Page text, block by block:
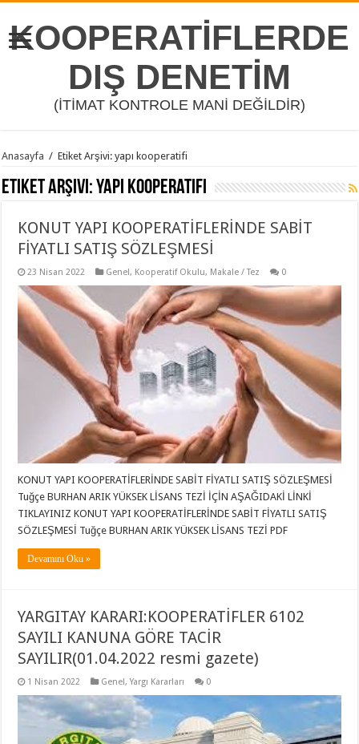
KOOPERATİFLERDE
DIŞ DENETİM
(İTİMAT KONTROLE MANİ DEĞİLDİR)
Anasayfa / Etiket Arşivi: yapı kooperatifi
Etiket Arşivi:yapı kooperatifi
KONUT YAPI KOOPERATİFLERİNDE SABİT
FİYATLI SATIŞ SÖZLEŞMESİ
23 Nisan 2022 Genel, Kooperatif Okulu, Makale / Tez 0
KONUT YAPI KOOPERATİFLERİNDE SABİT FİYATLI SATIŞ SÖZLEŞMESİ
Tuğçe BURHAN ARIK YÜKSEK LİSANS TEZİ İÇİN AŞAĞIDAKİ LİNKİ
TIKLAYINIZ KONUT YAPI KOOPERATİFLERİNDE SABİT FİYATLI SATIŞ
SÖZLEŞMESİ Tuğçe BURHAN ARIK YÜKSEK LİSANS TEZİ PDF
Devamını Oku »
YARGITAY KARARI:KOOPERATİFLER 6102
SAYILI KANUNA GÖRE TACİR
SAYILIR(01.04.2022 resmi gazete)
1 Nisan 2022 Genel,Yargı Kararları 0